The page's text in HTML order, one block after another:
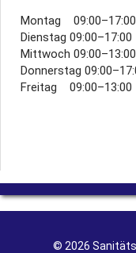
Montag 09:00–17:00
Dienstag 09:00–17:00
Mittwoch 09:00–13:00
Donnerstag
Freitag 09:00–13:00
© 2026